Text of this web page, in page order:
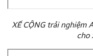
XẾ CỘNG trải nghiệm
cho